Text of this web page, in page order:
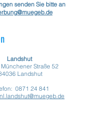
senden Sie bitte an
Landshut
Straße 52
Landshut
0871 24 841
nl.landshut@muegeb.de